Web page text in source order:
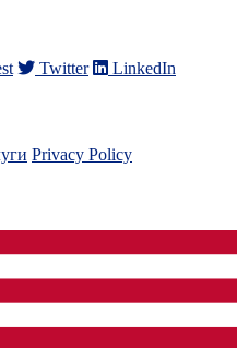
Twitter LinkedIn
Privacy Policy